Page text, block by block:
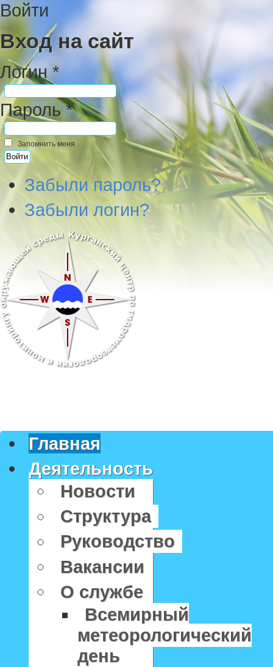
Войти
Вход на сайт
Логин *
Пароль *
Запомнить меня
Забыли пароль?
Забыли логин?
Главная
Деятельность
Новости
Структура
Руководство
Вакансии
О службе
Всемирный
метеорологический
день